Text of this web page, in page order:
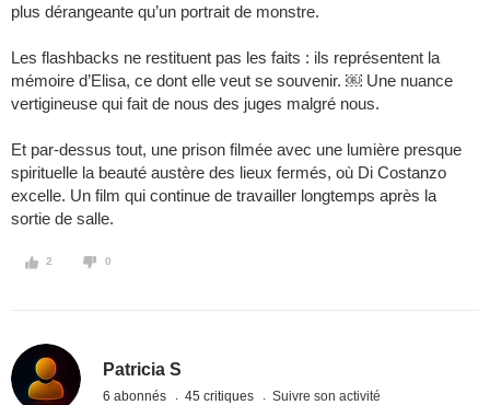
plus dérangeante qu’un portrait de monstre.
Les flashbacks ne restituent pas les faits : ils représentent la
mémoire d’Elisa, ce dont elle veut se souvenir. ￼ Une nuance
vertigineuse qui fait de nous des juges malgré nous.
Et par-dessus tout, une prison filmée avec une lumière presque
spirituelle la beauté austère des lieux fermés, où Di Costanzo
excelle. Un film qui continue de travailler longtemps après la
sortie de salle.
2 0
Patricia S
6 abonnés 45 critiques Suivre son activité